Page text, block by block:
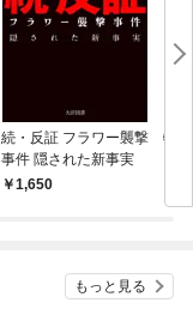
続・反証 フラワー襲撃
事件 隠された新事実
1,650
特
もっと見る